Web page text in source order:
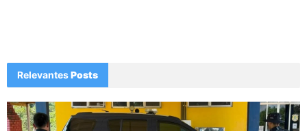
RelevantesPosts